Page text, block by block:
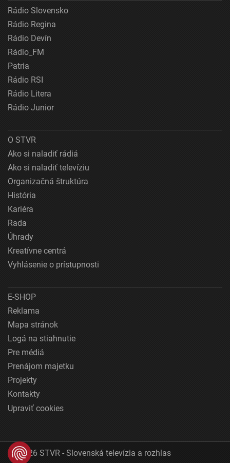
Rádio Slovensko
Rádio Regina
Rádio Devín
Rádio_FM
Patria
Rádio RSI
Rádio Litera
Rádio Junior
O STVR
Ako si naladiť rádiá
Ako si naladiť televíziu
Organizačná štruktúra
História
Kariéra
Rada
Úhrady
Kreatívne centrá
Vyhlásenie o prístupnosti
E-SHOP
Reklama
Mapa stránok
Logá na stiahnutie
Pre médiá
Prenájom majetku
Projekty
Kontakty
Upraviť cookies
© 2026 STVR - Slovenská televízia a rozhlas